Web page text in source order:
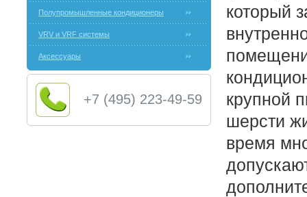
Полупромышленные кондиционеры
VRV и VRF системы
Аксессуары
+7 (495) 223-49-59
который
крупной
шерсти
время